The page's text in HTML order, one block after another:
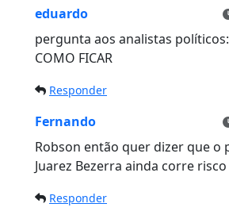
eduardo
pergunta aos analistas políticos:
COMO FICAR
Responder
Fernando
Robson então quer dizer que o
Juarez Bezerra ainda corre risco
Responder